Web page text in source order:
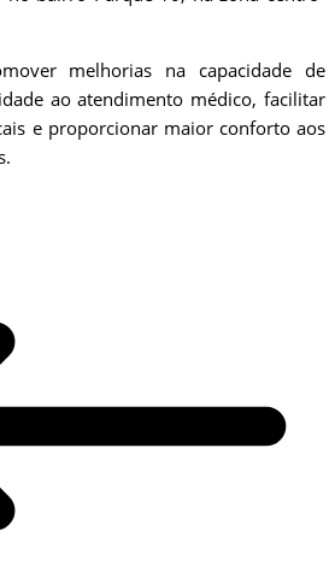
melhorias na capacidade de
ao atendimento médico, facilitar
e proporcionar maior conforto aos